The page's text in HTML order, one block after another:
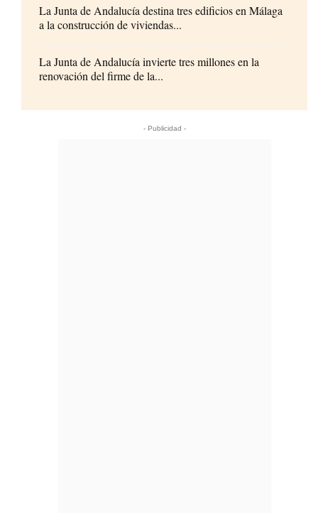
La Junta de Andalucía destina tres edificios en Málaga
a la construcción de viviendas...
La Junta de Andalucía invierte tres millones en la
renovación del firme de la...
- Publicidad -